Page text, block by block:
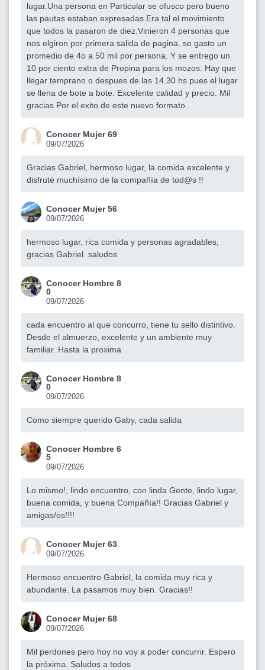
lugar.Una persona en Particular se ofusco pero bueno
las pautas estaban expresadas.Era tal el movimiento
que todos la pasaron de diez.Vinieron 4 personas que
nos elgiron por primera salida de pagina. se gasto un
promedio de 4o a 50 mil por persona. Y se entrego un
10 por ciento extra de Propina para los mozos. Hay que
llegar temprano o despues de las 14.30 hs pues el lugar
se llena de bote a bote. Excelente calidad y precio. Mil
gracias Por el exito de este nuevo formato .
Conocer Mujer 69
09/07/2026
Gracias Gabriel, hermoso lugar, la comida excelente y
disfruté muchísimo de la compañía de tod@s !!
Conocer Mujer 56
09/07/2026
hermoso lugar, rica comida y personas agradables,
gracias Gabriel. saludos
Conocer Hombre 8
0
09/07/2026
cada encuentro al que concurro, tiene tu sello distintivo.
Desde el almuerzo, excelente y un ambiente muy
familiar. Hasta la proxima
Conocer Hombre 8
0
09/07/2026
Como siempre querido Gaby, cada salida
Conocer Hombre 6
5
09/07/2026
Lo mismo!, lindo encuentro, con linda Gente, lindo lugar,
buena comida, y buena Compañía!! Gracias Gabriel y
amigas/os!!!!
Conocer Mujer 63
09/07/2026
Hermoso encuentro Gabriel, la comida muy rica y
abundante. La pasamos muy bien. Gracias!!
Conocer Mujer 68
09/07/2026
Mil perdones pero hoy no voy a poder concurrir. Espero
la próxima. Saludos a todos